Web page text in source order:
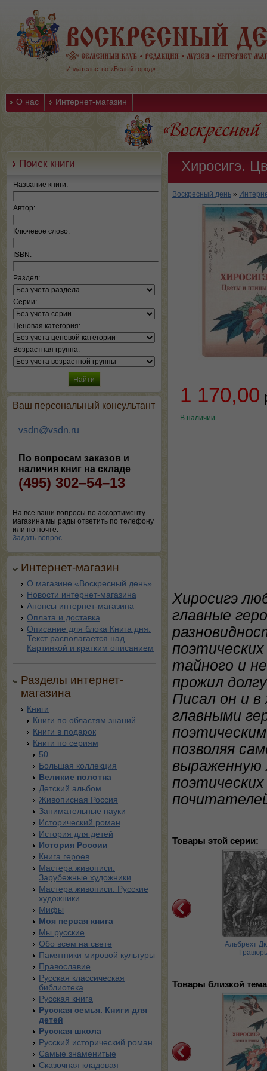
Издательство «Белый город»
О нас Интернет-магазин
Поиск книги
Название книги:
Автор:
Ключевое слово:
ISBN:
Раздел:
Серии:
Ценовая категория:
Возрастная группа:
Ваш персональный консультант
vsdn@vsdn.ru
По вопросам заказов и
наличия книг на складе
(495) 302–54–13
На все ваши вопросы по ассортименту
магазина мы рады ответить по телефону
или по почте.
Задать вопрос
Интернет-магазин
О магазине «Воскресный день»
Новости интернет-магазина
Анонсы интернет-магазина
Оплата и доставка
Описание для блока Книга дня.
Текст располагается над
Картинкой и кратким описанием
Разделы интернет-
магазина
Книги
Книги по областям знаний
Книги в подарок
Книги по сериям
50
Большая коллекция
Великие полотна
Детский альбом
Живописная Россия
Занимательные науки
Исторический роман
История для детей
История России
Книга героев
Мастера живописи.
Зарубежные художники
Мастера живописи. Русские
художники
Мифы
Моя первая книга
Мы русские
Обо всем на свете
Памятники мировой культуры
Православие
Русская классическая
библиотека
Русская книга
Русская семья. Книги для
детей
Русская школа
Русский исторический роман
Самые знаменитые
Сказочная кладовая
Хиросигэ.
Воскресный день »
1 170,00
В наличии
Хиросигэ
главные
тайного и
прожил
Писал он и
главными
позволяя
выраженную
Товары этой серии:
Бакст. Восточные
костюмы
Лев Бакст. Европейские и
русские костюмы
Альбрехт
Товары близкой